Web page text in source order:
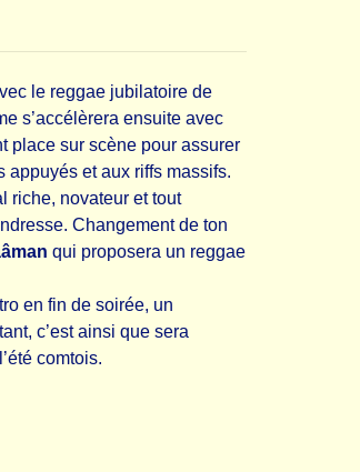
le reggae jubilatoire de
s’accélèrera ensuite avec
place sur scène pour assurer
et aux riffs massifs.
riche, novateur et tout
Changement de ton
qui proposera un reggae
en fin de soirée, un
c’est ainsi que sera
comtois.